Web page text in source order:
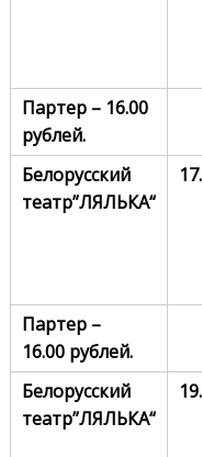
Партер –16.00
рублей.
Белорусский
театр”ЛЯЛЬКА“
Партер –
16.00рублей.
Белорусский
театр”ЛЯЛЬКА“